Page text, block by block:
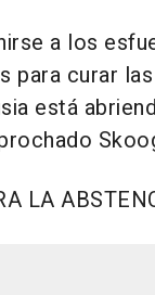
a los
para curar
está
LA